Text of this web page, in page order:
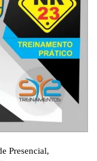
Presencial,